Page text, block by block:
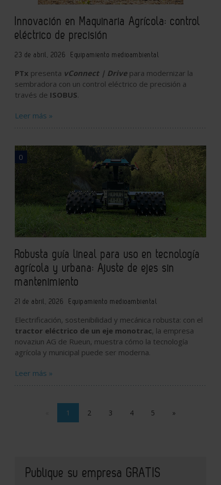
Innovación en Maquinaria Agrícola: control
eléctrico de precisión
23 de abril, 2026 Equipamiento medioambiental
PTx presenta vConnect | Drive para modernizar la
sembradora con un control eléctrico de precisión a
través de ISOBUS.
Leer más »
0
Robusta guía lineal para uso en tecnología
agrícola y urbana: Ajuste de ejes sin
mantenimiento
21 de abril, 2026 Equipamiento medioambiental
Electrificación, sostenibilidad y mecánica robusta: con el
tractor eléctrico de un eje monotrac, la empresa
novaziun AG de Rueun, muestra cómo la tecnología
agrícola y municipal puede ser moderna.
Leer más »
1 2 3 4 5 »
Publique su empresa GRATIS